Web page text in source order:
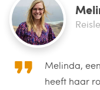
Melinda,
heeft haar